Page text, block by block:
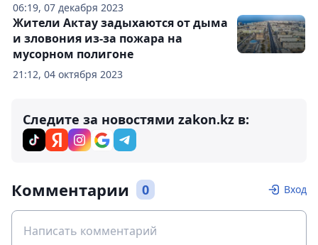
06:19, 07 декабря 2023
21:12, 04 октября 2023
Жители Актау задыхаются от дыма
и зловония из-за пожара на
мусорном полигоне
Следите за новостями zakon.kz в:
Комментарии 0 Вход